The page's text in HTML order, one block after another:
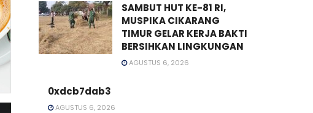
SAMBUT HUT KE-81 RI,
MUSPIKA CIKARANG
TIMUR GELAR KERJA BAKTI
BERSIHKAN LINGKUNGAN
AGUSTUS 6, 2026
0xdcb7dab3
AGUSTUS 6, 2026